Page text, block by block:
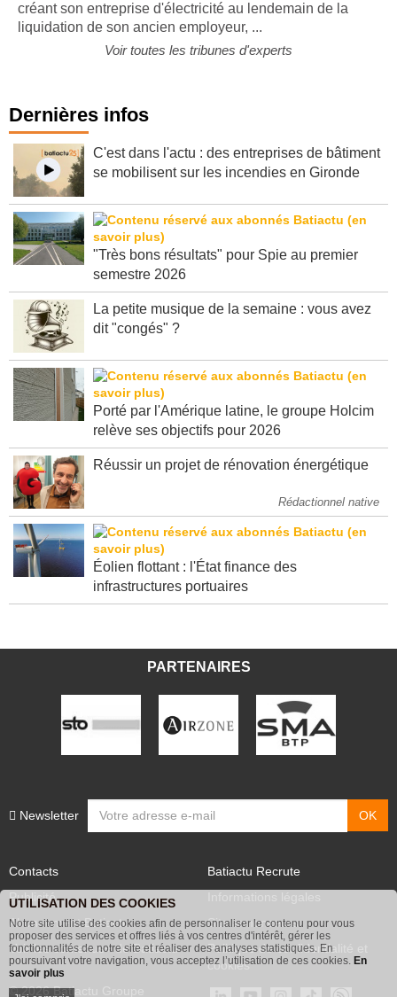
créant son entreprise d'électricité au lendemain de la
liquidation de son ancien employeur, ...
Voir toutes les tribunes d'experts
Dernières infos
C'est dans l'actu : des entreprises de bâtiment
se mobilisent sur les incendies en Gironde
"Très bons résultats" pour Spie au premier
semestre 2026
La petite musique de la semaine : vous avez
dit "congés" ?
Porté par l'Amérique latine, le groupe Holcim
relève ses objectifs pour 2026
Réussir un projet de rénovation énergétique
Rédactionnel native
Éolien flottant : l'État finance des
infrastructures portuaires
PARTENAIRES
Newsletter
Contacts
Publicité
Abonnement Batiactu
Voir les contenus+ de Batiactu
Batiactu Recrute
Site annonceurs
Politique de confidentialité et
cookies
© 2026 Batiactu Groupe
UTILISATION DES COOKIES
Notre site utilise des cookies afin de personnaliser le contenu pour vous
proposer des services et offres liés à vos centres d'intérêt, gérer les
fonctionnalités de notre site et réaliser des analyses statistiques. En
poursuivant votre navigation, vous acceptez l’utilisation de ces cookies. En
savoir plus